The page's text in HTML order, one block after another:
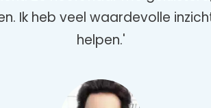
Ik heb veel waardevolle
helpen.'